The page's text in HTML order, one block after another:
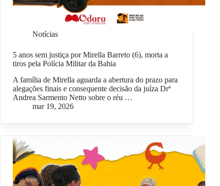
Notícias
5 anos sem justiça por Mirella Barreto (6), morta a
tiros pela Polícia Militar da Bahia
A família de Mirella aguarda a abertura do prazo para
alegações finais e consequente decisão da juíza Drª
Andrea Sarmento Netto sobre o réu …
mar 19, 2026